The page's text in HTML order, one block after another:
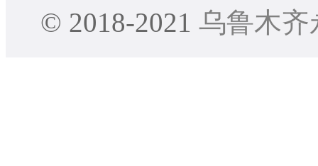
© 2018-2021 乌鲁木齐